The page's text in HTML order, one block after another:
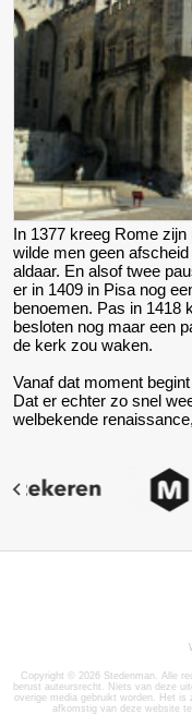
In 1377 kreeg Rome
wilde men geen
aldaar. En alsof twee
er in 1409 in Pisa nog
benoemen. Pas in 1418
besloten nog maar een
de kerk zou waken.
Vanaf dat moment
Dat er echter zo snel
welbekende
Copyright © 2026 Stedenman. Alle
berust auteursrecht. Niets van deze
overige media gebruikt worden. Het
afkomstig van deze website